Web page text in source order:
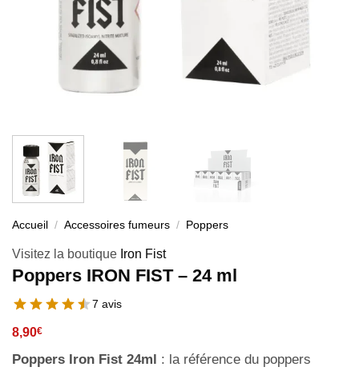
Accueil / Accessoires fumeurs / Poppers
Visitez la boutique Iron Fist
Poppers IRON FIST – 24 ml
7 avis
8,90€
Poppers Iron Fist 24ml : la référence du poppers